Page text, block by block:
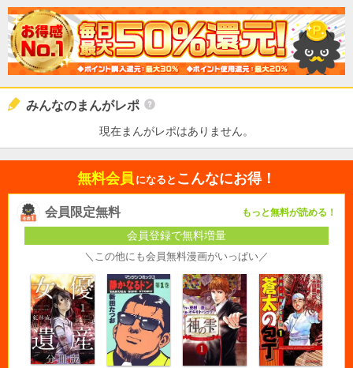
みんなのまんがレポ
現在まんがレポはありません。
無料会員 になると こんなにお得！
会員限定無料 もっと無料が読める！
会員登録で無料増量
＼この他にも会員無料漫画がいっぱい／